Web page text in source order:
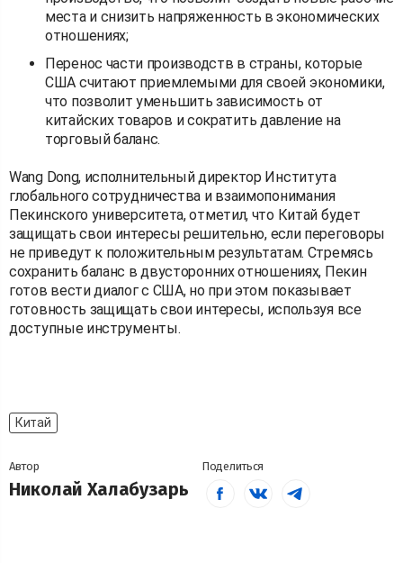
места и снизить напряженность в экономических
отношениях;
Перенос части производств в страны, которые
США считают приемлемыми для своей экономики,
что позволит уменьшить зависимость от
китайских товаров и сократить давление на
торговый баланс.
Wang Dong, исполнительный директор Института
глобального сотрудничества и взаимопонимания
Пекинского университета, отметил, что Китай будет
защищать свои интересы решительно, если переговоры
не приведут к положительным результатам. Стремясь
сохранить баланс в двусторонних отношениях, Пекин
готов вести диалог с США, но при этом показывает
готовность защищать свои интересы, используя все
доступные инструменты.
Китай
Автор
Николай Халабузарь
Поделиться